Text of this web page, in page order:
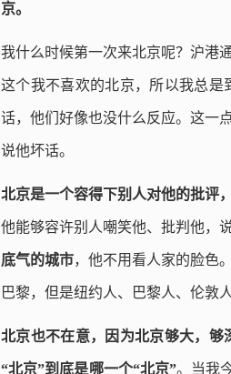
京。
我什么时候第一次来北京呢？沪港
这个我不喜欢的北京，所以我总
话，他们好像也没什么反应。这一
说他坏话。
北京是一个容得下别人对他的批评
他能够容许别人嘲笑他、批判他，
底气的城市，他不用看人家的脸色
巴黎，但是纽约人、巴黎人、伦敦
北京也不在意，因为北京够大，够
“北京”到底是哪一个“北京”。当我